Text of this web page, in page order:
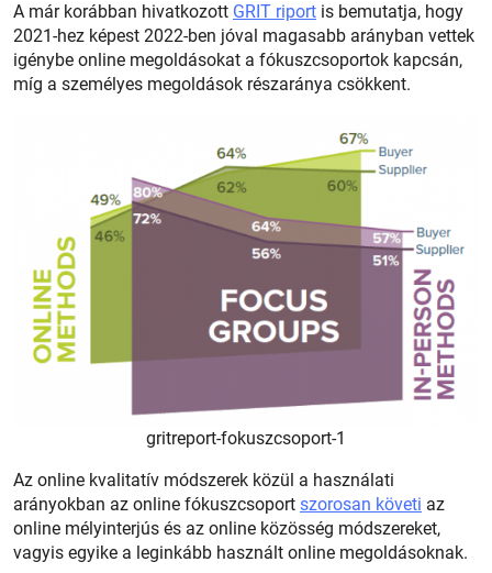
A már korábban hivatkozott GRIT riport is bemutatja, hogy
2021-hez képest 2022-ben jóval magasabb arányban vettek
igénybe online megoldásokat a fókuszcsoportok kapcsán,
míg a személyes megoldások részaránya csökkent.
gritreport-fokuszcsoport-1
Az online kvalitatív módszerek közül a használati
arányokban az online fókuszcsoport szorosan követi az
online mélyinterjús és az online közösség módszereket,
vagyis egyike a leginkább használt online megoldásoknak.